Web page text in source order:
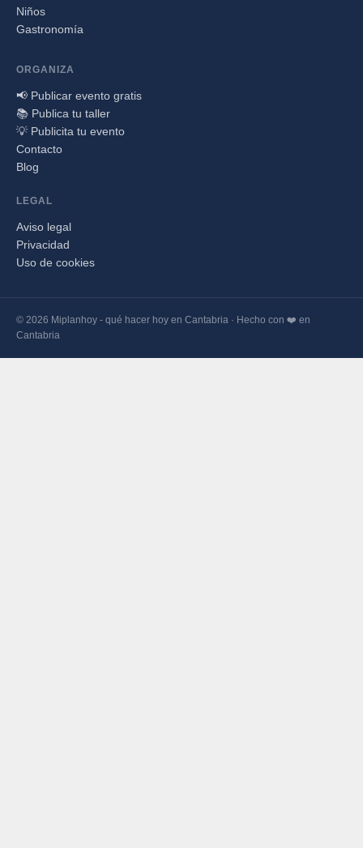
Niños
Gastronomía
ORGANIZA
📢 Publicar evento gratis
📚 Publica tu taller
💡 Publicita tu evento
Contacto
Blog
LEGAL
Aviso legal
Privacidad
Uso de cookies
© 2026 Miplanhoy - qué hacer hoy en Cantabria · Hecho con ❤️ en
Cantabria